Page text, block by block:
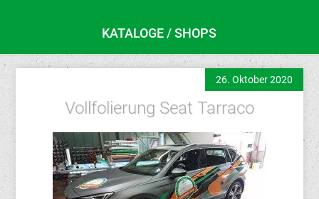
KATALOGE / SHOPS
26. Oktober 2020
Vollfolierung Seat Tarraco